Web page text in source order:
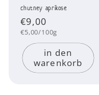
chutney aprikose
Normaler
Preis
€9,00
Grundpreis
€5,00/100g
in den
warenkorb